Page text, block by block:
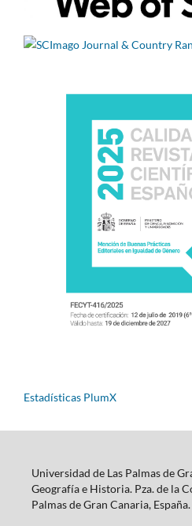
Estadísticas PlumX
Universidad de Las Palmas de
Geografía e Historia. Pza. de la
Palmas de Gran Canaria, España.